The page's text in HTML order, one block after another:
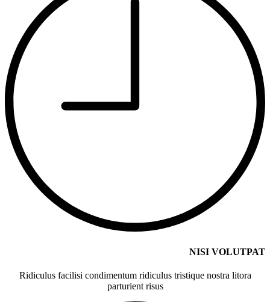
NISI VOLUTPAT
Ridiculus facilisi condimentum ridiculus tristique nostra litora
parturient risus